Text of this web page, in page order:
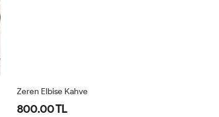
Zeren Elbise Kahve
800.00 TL